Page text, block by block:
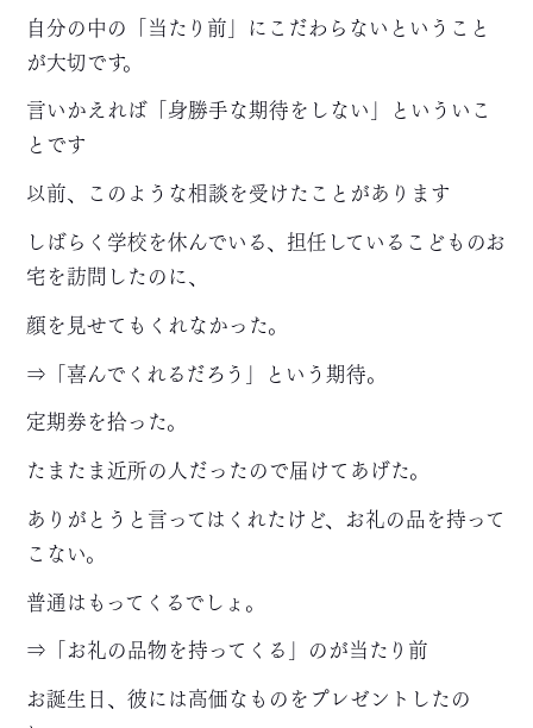
自分の中の「当たり前」にこだわらないということ
が大切です。
言いかえれば「身勝手な期待をしない」といういこ
とです
以前、このような相談を受けたことがあります
しばらく学校を休んでいる、担任しているこどものお
宅を訪問したのに、
顔を見せてもくれなかった。
⇒「喜んでくれるだろう」という期待。
定期券を拾った。
たまたま近所の人だったので届けてあげた。
ありがとうと言ってはくれたけど、お礼の品を持って
こない。
普通はもってくるでしょ。
⇒「お礼の品物を持ってくる」のが当たり前
お誕生日、彼には高価なものをプレゼントしたの